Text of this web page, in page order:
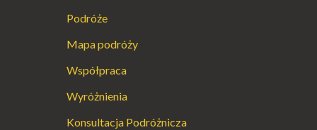
Podróże
Mapa podróży
Współpraca
Wyróżnienia
Konsultacja Podróżnicza